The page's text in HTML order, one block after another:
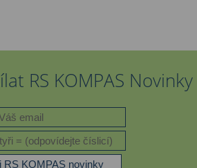
RS KOMPAS Novinky